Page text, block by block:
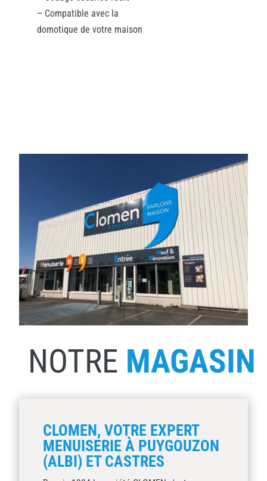
– Compatible avec la
domotique de votre maison
NOTRE MAGASIN
CLOMEN, VOTRE EXPERT
MENUISERIE À PUYGOUZON
(ALBI) ET CASTRES